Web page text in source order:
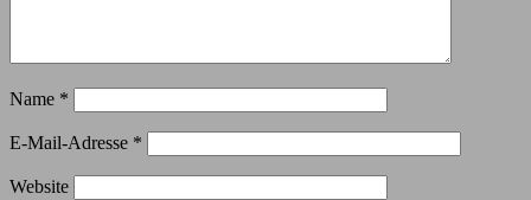
Name *
E-Mail-Adresse *
Website